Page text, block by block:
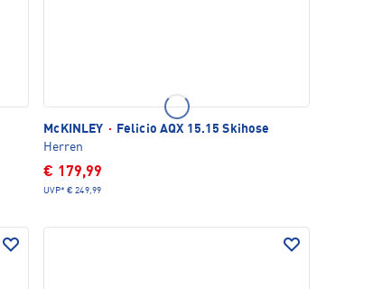
McKINLEY ·
Felicio AQX 15.15 Skihose
Herren
€ 179,99
UVP* € 249,99